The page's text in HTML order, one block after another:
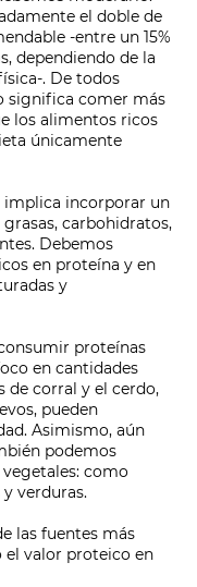
el doble de
-entre un 15%
dependiendo de la
. De todos
significa comer más
los alimentos ricos
únicamente
implica incorporar un
carbohidratos,
Debemos
en proteína y en
y
proteínas
en cantidades
de corral y el cerdo,
pueden
Asimismo, aún
podemos
como
verduras.
las fuentes más
el valor proteico en